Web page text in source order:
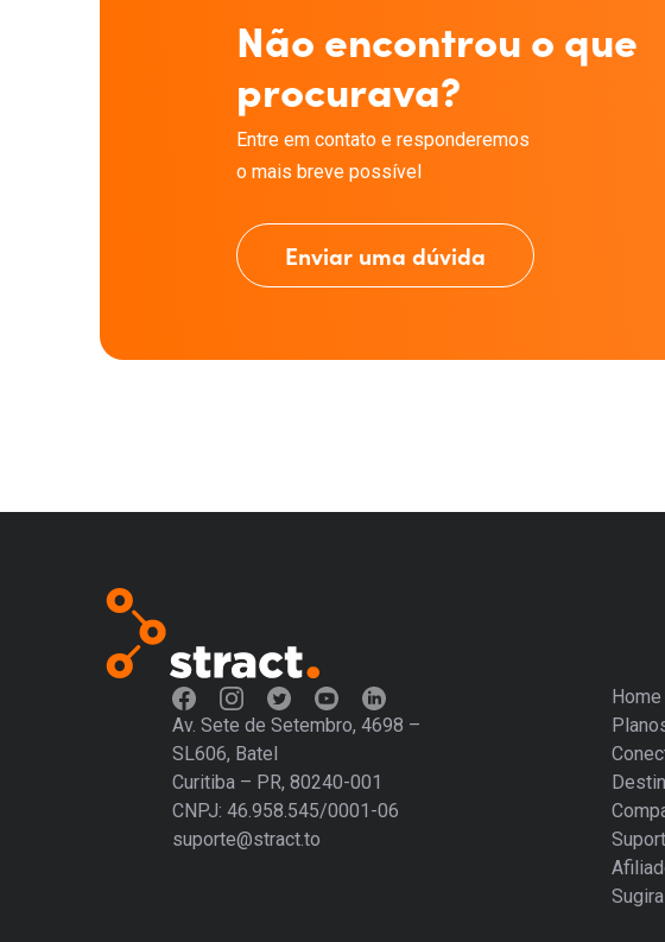
Não encontrou o que
procurava?
Entre em contato e responderemos
o mais breve possível
Enviar uma dúvida
Av. Sete de Setembro, 4698 –
SL606, Batel
Curitiba – PR, 80240-001
CNPJ: 46.958.545/0001-06
suporte@stract.to
Home